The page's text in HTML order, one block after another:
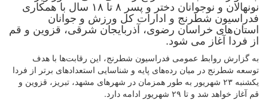
نونهالان و نوجوانان دختر و پسر ۸ تا ۱۸ سال با همکاری
فدراسیون شطرنج و ادارات کل ورزش و جوانان
استان‌های خراسان رضوی، آذربایجان شرقی، قزوین و قم
از فردا آغاز می شود.
به گزارش روابط عمومی فدراسیون شطرنج، این رقابت‌ها با هدف
توسعه شطرنج در میان رده‌های پایه و شناسایی استعدادهای برتر از فردا
یکشنبه ۲۳ شهریور به طور همزمان در شهرهای مشهد، تبریز، قزوین و
قم آغاز خواهد شد و تا ۲۹ شهریور ادامه دارد.